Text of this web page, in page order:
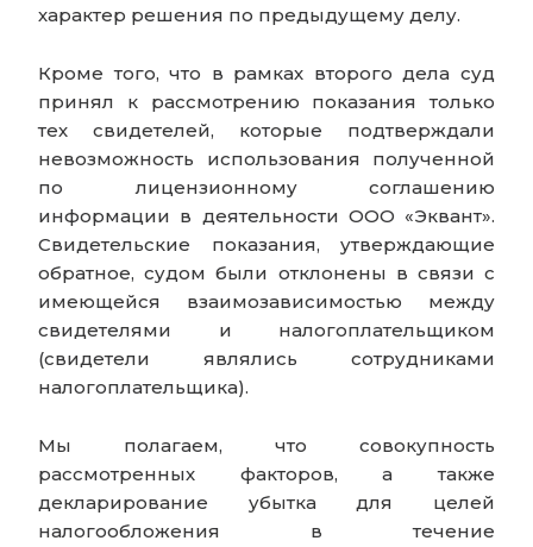
характер решения по предыдущему делу.
Кроме того, что в рамках второго дела суд
принял к рассмотрению показания только
тех свидетелей, которые подтверждали
невозможность использования полученной
по лицензионному соглашению
информации в деятельности ООО «Эквант».
Свидетельские показания, утверждающие
обратное, судом были отклонены в связи с
имеющейся взаимозависимостью между
свидетелями и налогоплательщиком
(свидетели являлись сотрудниками
налогоплательщика).
Мы полагаем, что совокупность
рассмотренных факторов, а также
декларирование убытка для целей
налогообложения в течение